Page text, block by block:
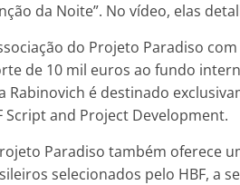
da Noite”. No vídeo, elas
do Projeto Paradiso
de 10 mil euros ao fundo
Rabinovich é destinado
Script and Project Development.
Paradiso também oferece
selecionados pelo HBF, a